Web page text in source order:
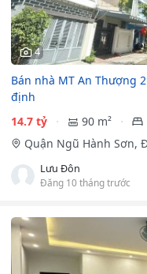
4
Bán nhà MT An Thượng
định
14.7 tỷ
90 m²
Quận Ngũ Hành Sơn,
Lưu Đôn
Đăng 10 tháng trước